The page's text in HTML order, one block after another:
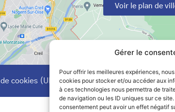
Gérer le
Pour offrir les meilleures expériences,
cookies pour stocker et/ou accéder aux
à ces technologies nous permettra de
de navigation ou les ID uniques sur ce
consentement peut avoir un effet négatif
Voir le plan de
cookies (UE)